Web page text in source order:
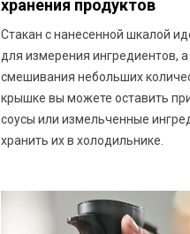
хранения продуктов
Стакан с нанесенной шкалой
для измерения ингредиентов,
смешивания небольших
крышке вы можете оставить
соусы или измельченные
хранить их в холодильнике.